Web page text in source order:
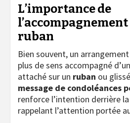
L’importance de
ruban
Bien souvent, un
plus de sens accompagné d’un
attaché sur un ruban ou
message de condoléances
renforce l’intention derrière
rappelant l’attention portée